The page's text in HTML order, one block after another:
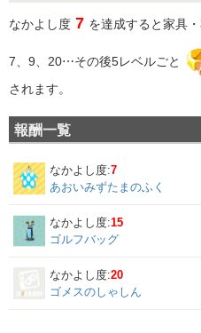
なかよし度 7 を達成すると家具
7、9、20⋯その後5レベルごと
されます。
報酬一覧
なかよし度:7
あおいみずたまのふく
なかよし度:15
ゴルフバッグ
なかよし度:20
ゴメスのしゃしん